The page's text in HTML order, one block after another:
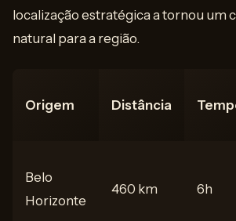
localização estratégica a tornou um
natural para a região.
Origem Distância
Belo
Horizonte
460 km 6h